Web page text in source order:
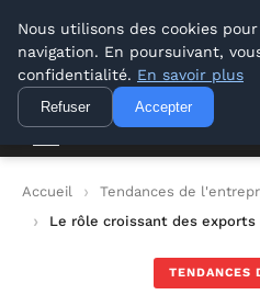
Lyon Photos
Lyon
Accueil
Tendances de
Le rôle croissant des
TENDANCES
Nous utilisons des cookies
navigation. En poursuivant,
confidentialité. En savoir plus
Refuser Accepter